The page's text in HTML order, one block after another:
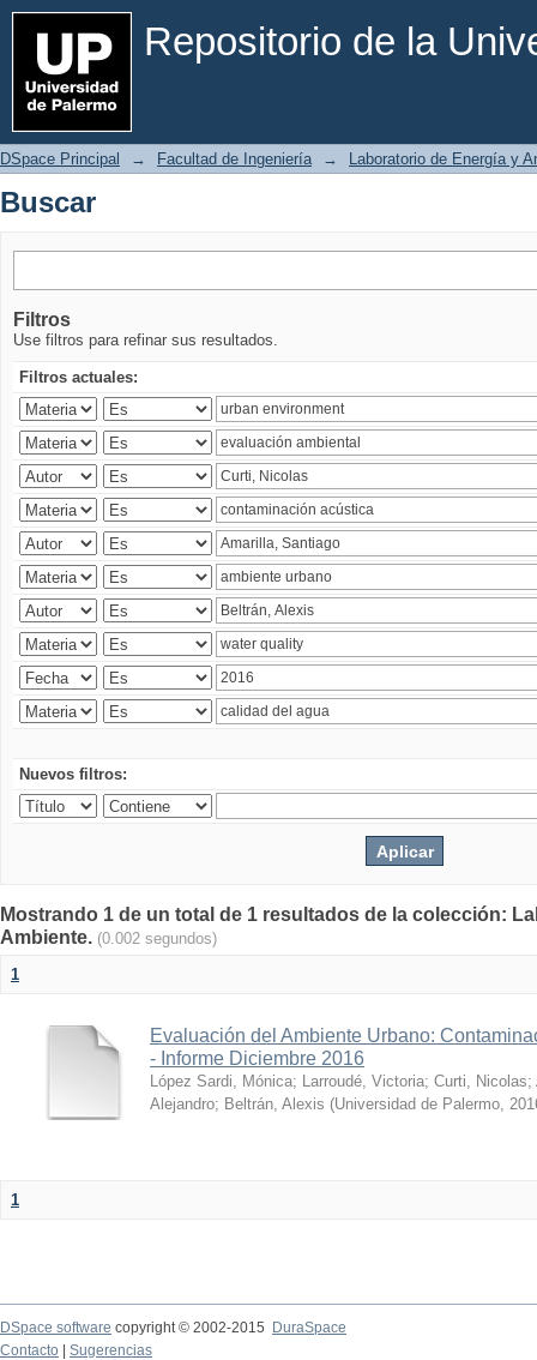
Repositorio de la
Buscar
DSpace Principal → Facultad de Ingeniería → Laboratorio de Energía y
Buscar
Filtros
Use filtros para refinar sus resultados.
Filtros actuales:
Nuevos filtros:
Mostrando 1 de un total de 1 resultados de la colección:
Ambiente. (0.002 segundos)
1
Evaluación del Ambiente Urbano:
- Informe Diciembre 2016
López Sardi, Mónica; Larroudé, Victoria; Curti, Nicolas;
Alejandro; Beltrán, Alexis (Universidad de Palermo,
1
DSpace software copyright © 2002-2015
DuraSpace
Contacto
Sugerencias